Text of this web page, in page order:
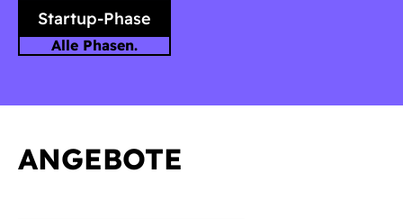
Startup-Phase
Alle Phasen.
ANGEBOTE